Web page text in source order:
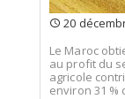
20
Le Maroc
au profit du
agricole
environ 31 %